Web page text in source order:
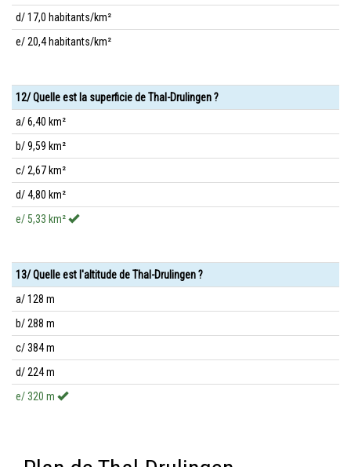
d/ 17,0 habitants/km²
e/ 20,4 habitants/km²
12/ Quelle est la superficie de Thal-Drulingen ?
a/ 6,40 km²
b/ 9,59 km²
c/ 2,67 km²
d/ 4,80 km²
e/ 5,33 km²
13/ Quelle est l'altitude de Thal-Drulingen ?
a/ 128 m
b/ 288 m
c/ 384 m
d/ 224 m
e/ 320 m